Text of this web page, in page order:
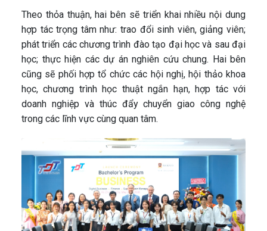
Theo thỏa thuận, hai bên sẽ triển khai nhiều nội dung
hợp tác trọng tâm như: trao đổi sinh viên, giảng viên;
phát triển các chương trình đào tạo đại học và sau đại
học; thực hiện các dự án nghiên cứu chung. Hai bên
cũng sẽ phối hợp tổ chức các hội nghị, hội thảo khoa
học, chương trình học thuật ngắn hạn, hợp tác với
doanh nghiệp và thúc đẩy chuyển giao công nghệ
trong các lĩnh vực cùng quan tâm.